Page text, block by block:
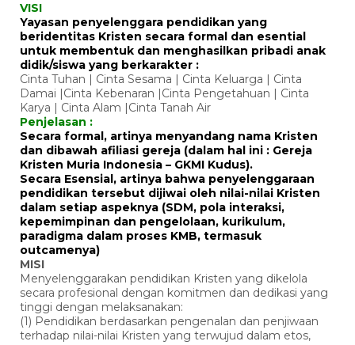
VISI
Yayasan penyelenggara pendidikan yang
beridentitas Kristen secara formal dan esential
untuk membentuk dan menghasilkan pribadi anak
didik/siswa yang berkarakter :
Cinta Tuhan | Cinta Sesama | Cinta Keluarga | Cinta
Damai |Cinta Kebenaran |Cinta Pengetahuan | Cinta
Karya | Cinta Alam |Cinta Tanah Air
Penjelasan :
Secara formal, artinya menyandang nama Kristen
dan dibawah afiliasi gereja (dalam hal ini : Gereja
Kristen Muria Indonesia – GKMI Kudus).
Secara Esensial, artinya bahwa penyelenggaraan
pendidikan tersebut dijiwai oleh nilai-nilai Kristen
dalam setiap aspeknya (SDM, pola interaksi,
kepemimpinan dan pengelolaan, kurikulum,
paradigma dalam proses KMB, termasuk
outcamenya)
MISI
Menyelenggarakan pendidikan Kristen yang dikelola
secara profesional dengan komitmen dan dedikasi yang
tinggi dengan melaksanakan:
(1) Pendidikan berdasarkan pengenalan dan penjiwaan
terhadap nilai-nilai Kristen yang terwujud dalam etos,